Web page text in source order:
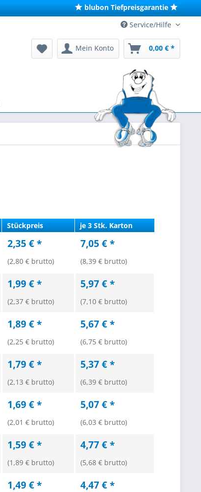
blubon Tiefpreisgarantie
Service/Hilfe
Mein Konto 0,00 € *
Stückpreis
je 3 Stk. Karton
2,35 € *
(2,80 € brutto)
7,05 € *
(8,39 € brutto)
1,99 € *
(2,37 € brutto)
5,97 € *
(7,10 € brutto)
1,89 € *
(2,25 € brutto)
5,67 € *
(6,75 € brutto)
1,79 € *
(2,13 € brutto)
5,37 € *
(6,39 € brutto)
1,69 € *
(2,01 € brutto)
5,07 € *
(6,03 € brutto)
1,59 € *
(1,89 € brutto)
4,77 € *
(5,68 € brutto)
1,49 € * 4,47 € *